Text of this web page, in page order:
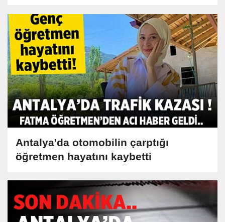
Antalya'da otomobilin çarptığı
öğretmen hayatını kaybetti